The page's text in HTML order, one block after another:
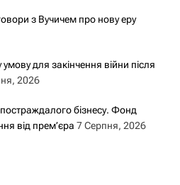
з Вучичем про нову еру
для закінчення війни після
2026
бізнесу. Фонд
від прем’єра 7 Серпня, 2026